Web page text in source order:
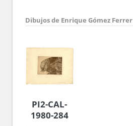
Dibujos de Enrique Gómez Ferrer
PI2-CAL-
1980-284